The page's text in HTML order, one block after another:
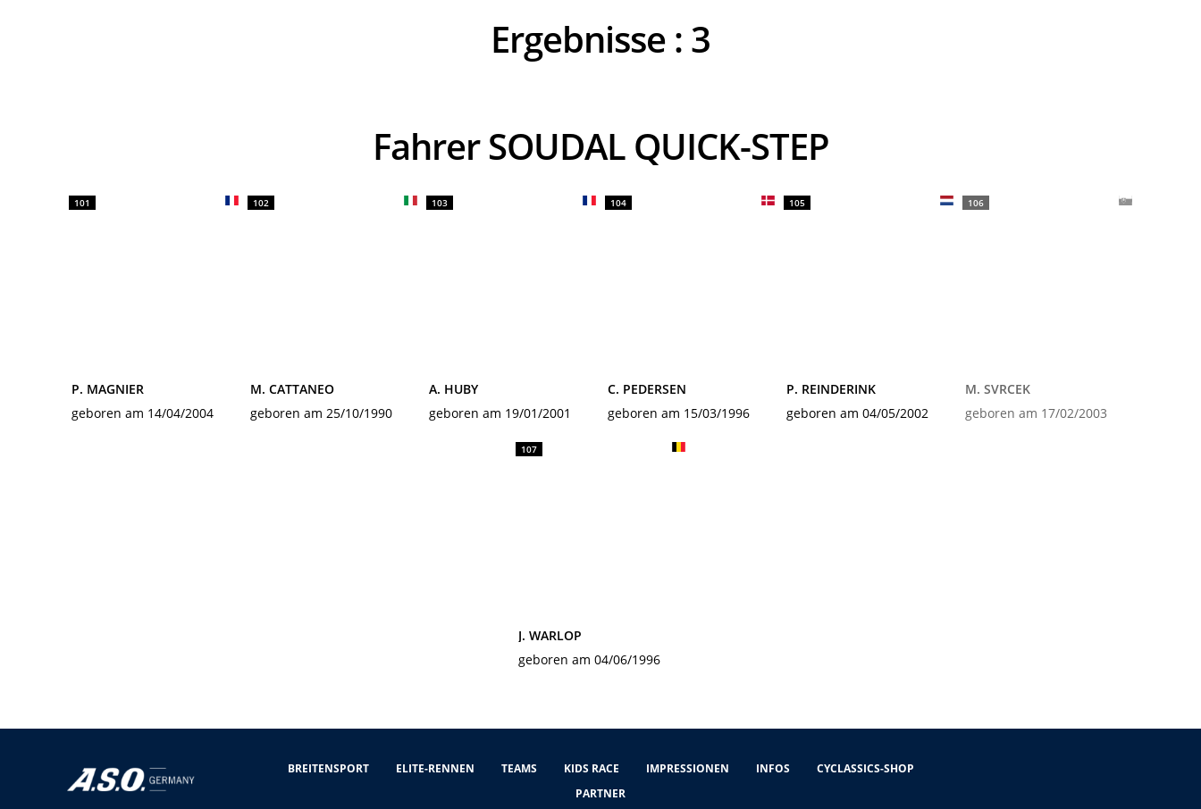
Ergebnisse : 3
Fahrer SOUDAL QUICK-STEP
101
P. MAGNIER
geboren am 14/04/2004
102
M. CATTANEO
geboren am 25/10/1990
103
A. HUBY
geboren am 19/01/2001
104
C. PEDERSEN
geboren am 15/03/1996
105
P. REINDERINK
geboren am 04/05/2002
106
M. SVRCEK
geboren am 17/02/2003
107
J. WARLOP
geboren am 04/06/1996
BREITENSPORT ELITE-RENNEN TEAMS KIDS RACE IMPRESSIONEN INFOS
CYCLASSICS-SHOP
PARTNER